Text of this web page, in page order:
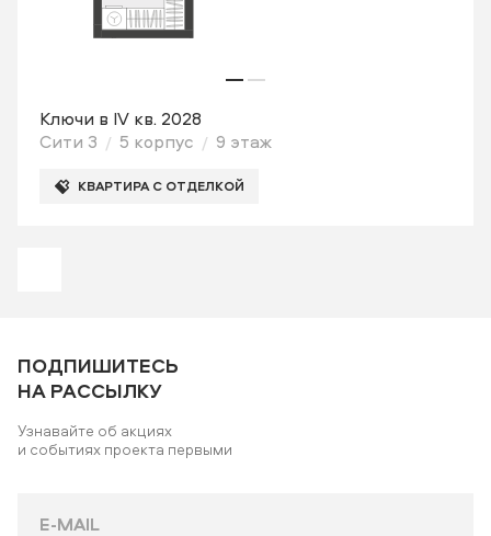
Ключи в IV кв. 2028
Сити 3
5 корпус 9 этаж
КВАРТИРА С ОТДЕЛКОЙ
ПОДПИШИТЕСЬ
НА РАССЫЛКУ
Узнавайте об акциях
и событиях проекта первыми